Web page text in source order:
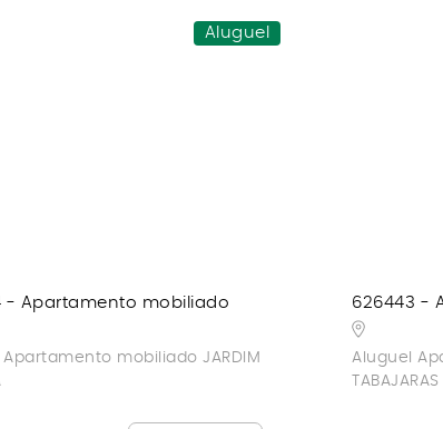
Aluguel
- Apartamento mobiliado
mobiliado JARDIM
626443 -
Aluguel
TABAJARAS